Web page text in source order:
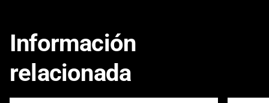
Información
relacionada